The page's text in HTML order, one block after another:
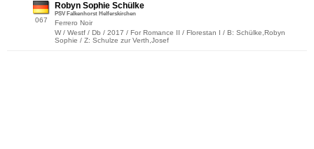
067
Robyn Sophie Schülke
PSV Falkenhorst Helferskirchen
Ferrero Noir
W / Westf / Db / 2017 / For Romance II / Florestan I / B: Schülke,Robyn
Sophie / Z: Schulze zur Verth,Josef